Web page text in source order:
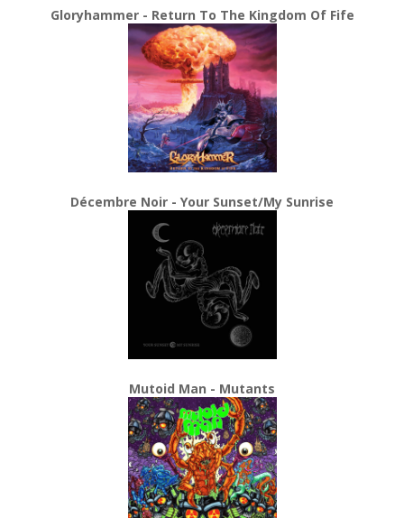
Gloryhammer - Return To The Kingdom Of Fife
Décembre Noir - Your Sunset/My Sunrise
Mutoid Man - Mutants